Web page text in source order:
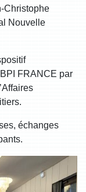
Christophe
Nouvelle
FRANCE par
échanges